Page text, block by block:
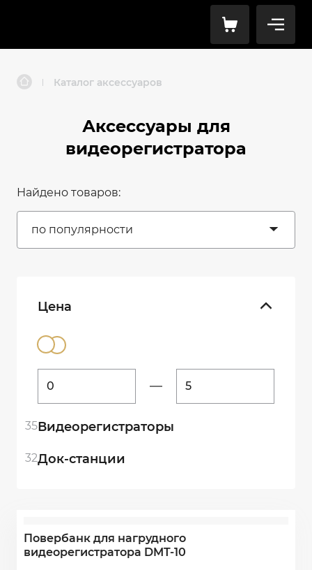
| Каталог аксессуаров
Аксессуары для
видеорегистратора
Цена
Видеорегистраторы
35
Док-станции
32
Найдено товаров:
по популярности
Повербанк для нагрудного
видеорегистратора DMT-10